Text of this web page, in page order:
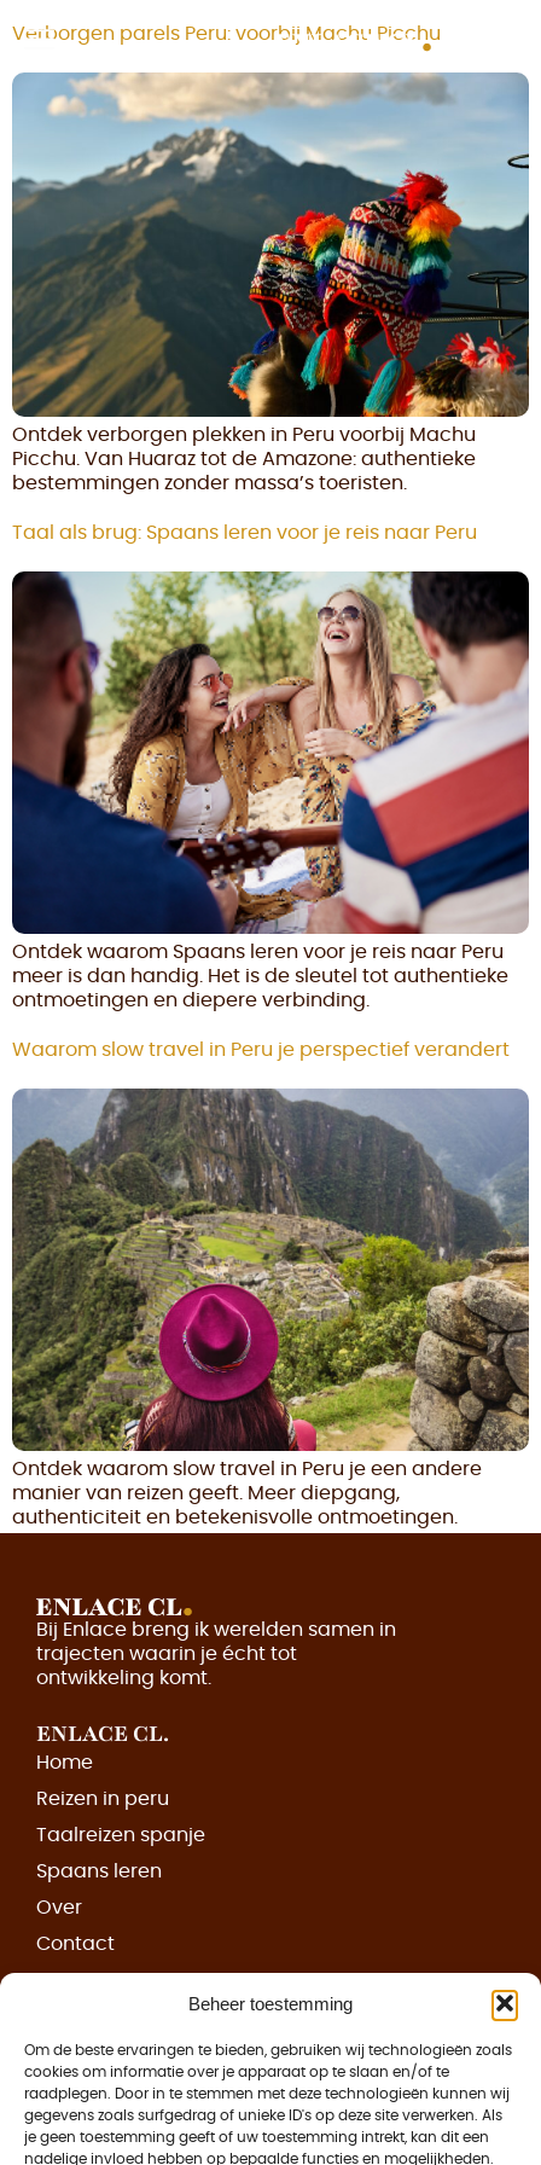
Beheer toestemming
Om de beste ervaringen te bieden, gebruiken wij technologieën zoals
cookies om informatie over je apparaat op te slaan en/of te
raadplegen. Door in te stemmen met deze technologieën kunnen wij
gegevens zoals surfgedrag of unieke ID's op deze site verwerken. Als
je geen toestemming geeft of uw toestemming intrekt, kan dit een
nadelige invloed hebben op bepaalde functies en mogelijkheden.
Verborgen parels Peru: voorbij Machu Picchu
Ontdek verborgen plekken in Peru voorbij Machu
Picchu. Van Huaraz tot de Amazone: authentieke
bestemmingen zonder massa’s toeristen.
Taal als brug: Spaans leren voor je reis naar Peru
Ontdek waarom Spaans leren voor je reis naar Peru
meer is dan handig. Het is de sleutel tot authentieke
ontmoetingen en diepere verbinding.
Waarom slow travel in Peru je perspectief verandert
Ontdek waarom slow travel in Peru je een andere
manier van reizen geeft. Meer diepgang,
authenticiteit en betekenisvolle ontmoetingen.
Bij Enlace breng ik werelden samen in
trajecten waarin je écht tot
ontwikkeling komt.
ENLACE CL.
Home
Reizen in peru
Taalreizen spanje
Spaans leren
Over
Contact
Ontrafeld II
CONTACT
Piet Heinstraat 12, 7511 JE Enschede